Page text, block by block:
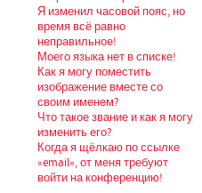
Я изменил часовой пояс, но
время всё равно
неправильное!
Моего языка нет в списке!
Как я могу поместить
изображение вместе со
своим именем?
Что такое звание и как я могу
изменить его?
Когда я щёлкаю по ссылке
«email», от меня требуют
войти на конференцию!